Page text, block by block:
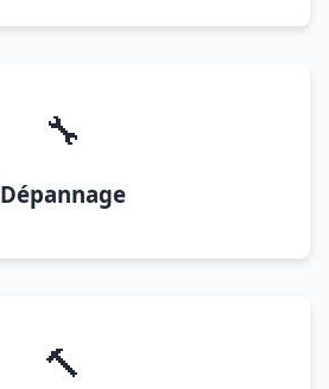
🔧
Dépannage
🔨